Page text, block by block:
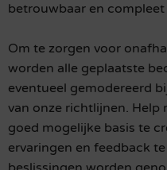
betrouwbaar en
Om te zorgen voor
worden alle geplaatste
eventueel gemodereerd
van onze richtlijnen. Help
goed mogelijke basis te
ervaringen en feedback